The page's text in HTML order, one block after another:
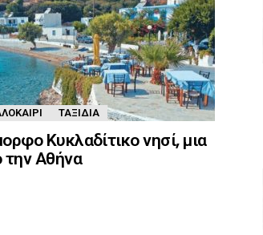
ΤΑΞΊΔΙΑ
Κυκλαδίτικο νησί, μια
Αθήνα